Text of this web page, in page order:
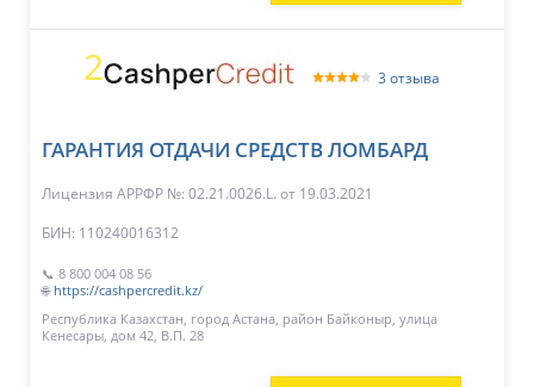
2 3 отзыва
ГАРАНТИЯ ОТДАЧИ СРЕДСТВ ЛОМБАРД
Лицензия АРРФР №: 02.21.0026.L. от 19.03.2021
БИН: 110240016312
📞 8 800 004 08 56
🌐 https://cashpercredit.kz/
Республика Казахстан, город Астана, район Байконыр, улица
Кенесары, дом 42, В.П. 28